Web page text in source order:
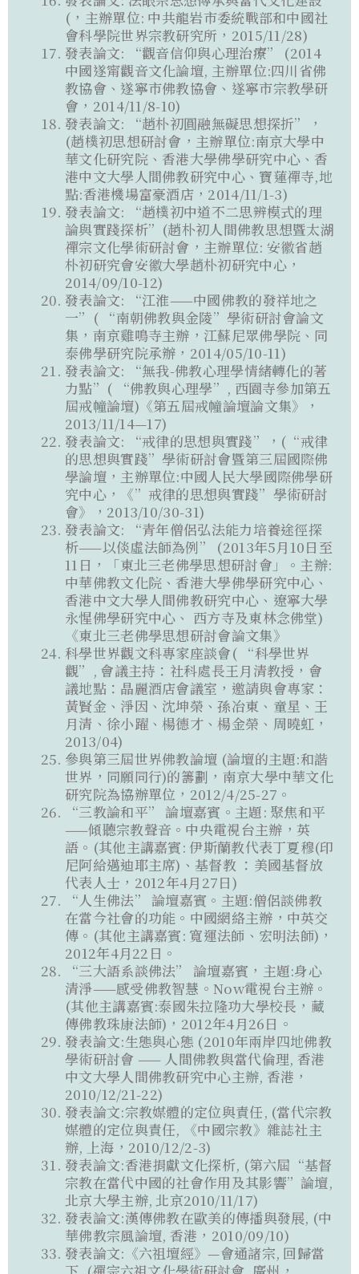
(，主辦單位: 中共龍岩市委統戰部和中國社
會科學院世界宗教研究所，2015/11/28)
發表論文: “觀音信仰與心理治療” (2014
中國遂甯觀音文化論壇, 主辦單位:四川省佛
教協會、遂寧市佛教協會、遂寧市宗教學研
會，2014/11/8-10)
發表論文: “趙朴初圓融無礙思想探折”，
(趙樸初思想研討會，主辦單位:南京大學中
華文化研究院、香港大學佛學研究中心、香
港中文大學人間佛教研究中心、寶蓮禪寺,地
點:香港機場富豪酒店，2014/11/1-3)
發表論文: “趙樸初中道不二思辨模式的理
論與實踐探析”(趙朴初人間佛教思想暨太湖
禪宗文化學術研討會，主辦單位: 安徽省趙
朴初研究會安徽大學趙朴初研究中心，
2014/09/10-12)
發表論文: “江淮——中國佛教的發祥地之
一”( “南朝佛教與金陵”學術研討會論文
集，南京雞鳴寺主辦，江蘇尼眾佛學院、同
泰佛學研究院承辦，2014/05/10-11)
發表論文: “無我-佛教心理學情緒轉化的著
力點”( “佛教與心理學”, 西園寺參加第五
屆戒幢論壇)《第五屆戒幢論壇論文集》，
2013/11/14—17)
發表論文: “戒律的思想與實踐”，(“戒律
的思想與實踐”學術研討會暨第三屆國際佛
學論壇，主辦單位:中國人民大學國際佛學研
究中心，《”戒律的思想與實踐”學術研討
會》，2013/10/30-31)
發表論文: “青年僧侶弘法能力培養途徑探
析——以倓虛法師為例” (2013年5月10日至
11日，「東北三老佛學思想研討會」。主辦:
中華佛教文化院、香港大學佛學研究中心、
香港中文大學人間佛教研究中心、遼寧大學
永惺佛學研究中心、 西方寺及東林念佛堂)
《東北三老佛學思想研討會論文集》
科學世界觀文科專家座談會( “科學世界
觀”, 會議主持：社科處長王月清教授，會
議地點：晶麗酒店會議室，邀請與會專家：
黃賢金、淨因、沈坤榮、孫冶東、童星、王
月清、徐小躍、楊德才、楊金榮、周曉虹，
2013/04)
參與第三屆世界佛教論壇 (論壇的主題:和諧
世界，同願同行)的籌劃，南京大學中華文化
研究院為協辦單位，2012/4/25-27。
“三教論和平” 論壇嘉賓。主題: 聚焦和平
——傾聽宗教聲音。中央電視台主辦，英
語。(其他主講嘉賓: 伊斯蘭教代表丁夏穆(印
尼阿給邁迪耶主席)、基督教 ：美國基督放
代表人士，2012年4月27日)
“人生佛法” 論壇嘉賓。主題:僧侶談佛教
在當今社會的功能。中國網絡主辦，中英交
傳。(其他主講嘉賓: 寬運法師、宏明法師)，
2012年4月22日。
“三大語系談佛法” 論壇嘉賓，主題:身心
清淨——感受佛教智慧。Now電視台主辦。
(其他主講嘉賓:泰國朱拉隆功大學校長，藏
傳佛教珠康法師)，2012年4月26日。
發表論文:生態與心態 (2010年兩岸四地佛教
學術研討會 —— 人間佛教與當代倫理, 香港
中文大學人間佛教研究中心主辦, 香港，
2010/12/21-22)
發表論文:宗教媒體的定位與責任, (當代宗教
媒體的定位與責任, 《中國宗教》雜誌社主
辦, 上海，2010/12/2-3)
發表論文:香港捐獻文化探析, (第六屆“基督
宗教在當代中國的社會作用及其影響”論壇,
北京大學主辦, 北京2010/11/17)
發表論文:漢傳佛教在歐美的傳播與發展, (中
華佛教宗風論壇, 香港，2010/09/10)
發表論文:《六祖壇經》—會通諸宗, 回歸當